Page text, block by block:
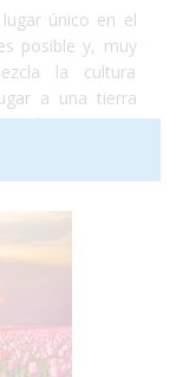
único en el
posible y, muy
la cultura
a una tierra
muy
No lo dudes
Rumania... ¡Te